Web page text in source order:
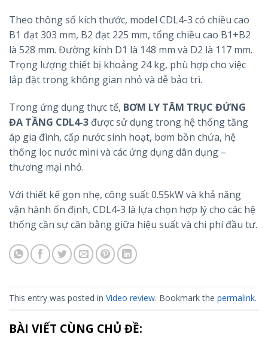
Theo thông số kích thước, model CDL4-3 có chiều cao
B1 đạt 303 mm, B2 đạt 225 mm, tổng chiều cao B1+B2
là 528 mm. Đường kính D1 là 148 mm và D2 là 117 mm.
Trọng lượng thiết bị khoảng 24 kg, phù hợp cho việc
lắp đặt trong không gian nhỏ và dễ bảo trì.
Trong ứng dụng thực tế, BƠM LY TÂM TRỤC ĐỨNG
ĐA TẦNG CDL4-3 được sử dụng trong hệ thống tăng
áp gia đình, cấp nước sinh hoạt, bơm bồn chứa, hệ
thống lọc nước mini và các ứng dụng dân dụng –
thương mại nhỏ.
Với thiết kế gọn nhẹ, công suất 0.55kW và khả năng
vận hành ổn định, CDL4-3 là lựa chọn hợp lý cho các hệ
thống cần sự cân bằng giữa hiệu suất và chi phí đầu tư.
This entry was posted in Video review. Bookmark the permalink.
BÀI VIẾT CÙNG CHỦ ĐỀ: